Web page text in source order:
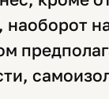
наоборот